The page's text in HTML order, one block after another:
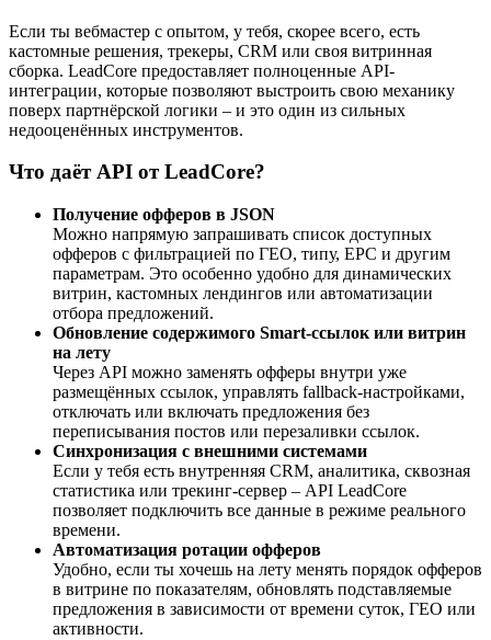
Если ты вебмастер с опытом, у тебя, скорее всего, есть
кастомные решения, трекеры, CRM или своя витринная
сборка. LeadCore предоставляет полноценные API-
интеграции, которые позволяют выстроить свою механику
поверх партнёрской логики – и это один из сильных
недооценённых инструментов.
Что даёт API от LeadCore?
Получение офферов в JSON
Можно напрямую запрашивать список доступных
офферов с фильтрацией по ГЕО, типу, EPC и другим
параметрам. Это особенно удобно для динамических
витрин, кастомных лендингов или автоматизации
отбора предложений.
Обновление содержимого Smart-ссылок или витрин
на лету
Через API можно заменять офферы внутри уже
размещённых ссылок, управлять fallback-настройками,
отключать или включать предложения без
переписывания постов или перезаливки ссылок.
Синхронизация с внешними системами
Если у тебя есть внутренняя CRM, аналитика, сквозная
статистика или трекинг-сервер – API LeadCore
позволяет подключить все данные в режиме реального
времени.
Автоматизация ротации офферов
Удобно, если ты хочешь на лету менять порядок офферов
в витрине по показателям, обновлять подставляемые
предложения в зависимости от времени суток, ГЕО или
активности.